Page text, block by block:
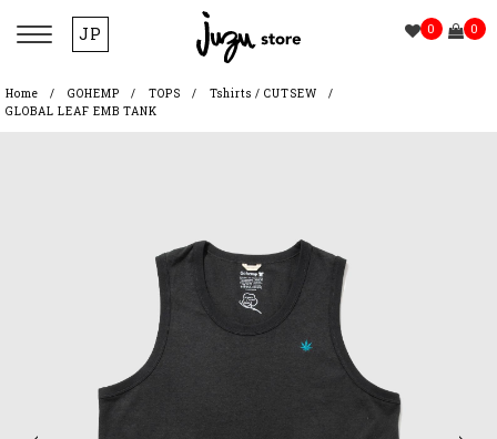
JP 0 0
Home GOHEMP TOPS
Tshirts / CUTSEW
GLOBAL LEAF EMB TANK